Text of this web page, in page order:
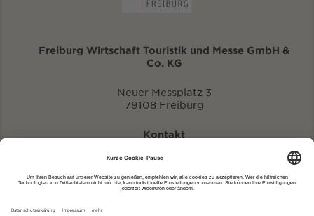
Freiburg Wirtschaft Touristik und Messe GmbH &
Co. KG
Neuer Messplatz 3
79108 Freiburg
Kontakt
eventportal@fwtm.de